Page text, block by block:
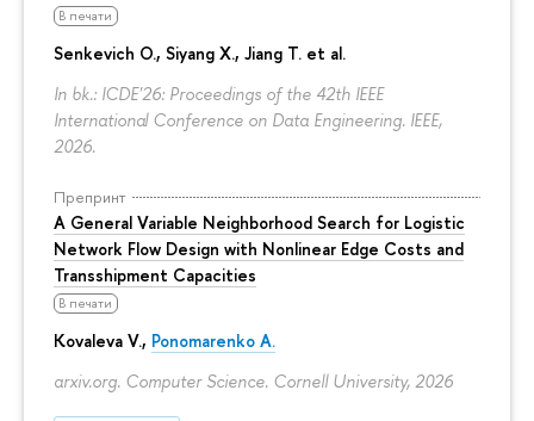
В печати
Senkevich O., Siyang X., Jiang T. et al.
In bk.: ICDE'26: Proceedings of the 42th IEEE
International Conference on Data Engineering. IEEE,
2026.
Препринт
A General Variable Neighborhood Search for Logistic
Network Flow Design with Nonlinear Edge Costs and
Transshipment Capacities
В печати
Kovaleva V., Ponomarenko A.
arxiv.org. Computer Science. Cornell University, 2026